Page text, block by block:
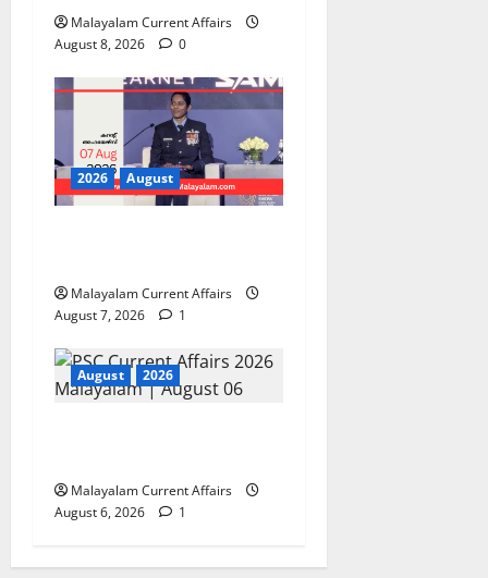
Malayalam Current Affairs
August 8, 2026
0
2026 August
Malayalam Current Affairs
August 7, 2026
1
August 2026
Malayalam Current Affairs
August 6, 2026
1